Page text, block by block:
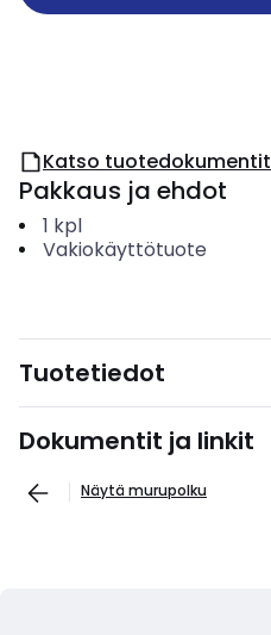
Katso tuotedokumentit
Pakkaus ja ehdot
1 kpl
Vakiokäyttötuote
Tuotetiedot
Dokumentit ja linkit
Näytä murupolku